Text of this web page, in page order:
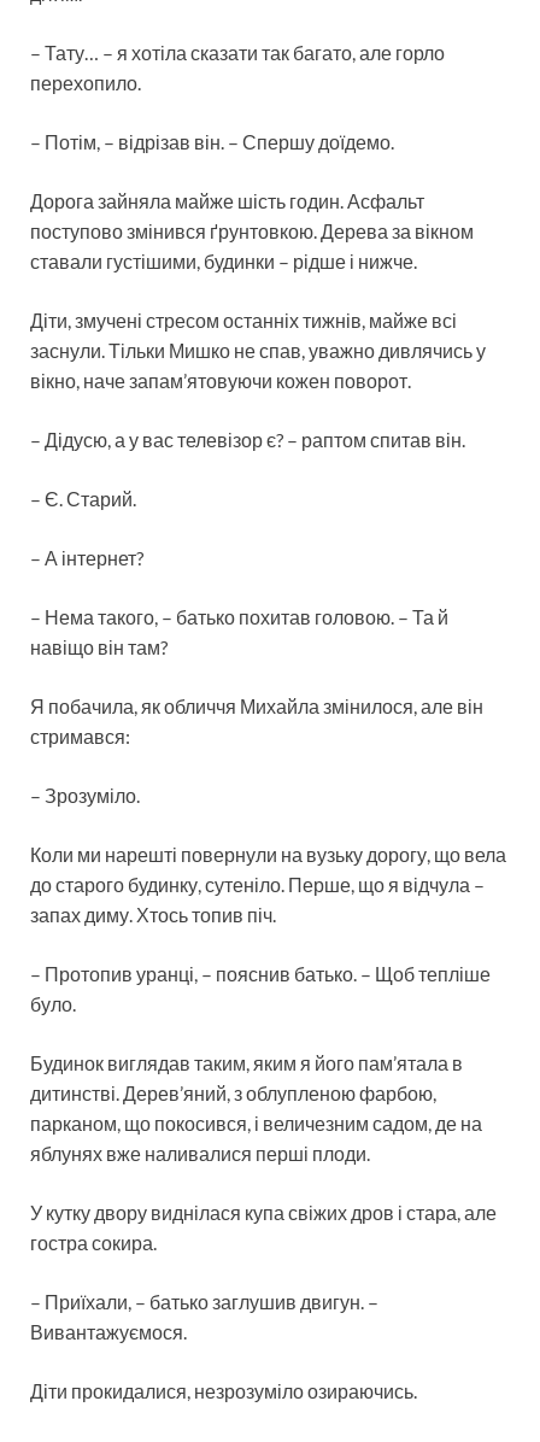
– Тату… – я хотіла сказати так багато, але горло
перехопило.
– Потім, – відрізав він. – Спершу доїдемо.
Дорога зайняла майже шість годин. Асфальт
поступово змінився ґрунтовкою. Дерева за вікном
ставали густішими, будинки – рідше і нижче.
Діти, змучені стресом останніх тижнів, майже всі
заснули. Тільки Мишко не спав, уважно дивлячись у
вікно, наче запам’ятовуючи кожен поворот.
– Дідусю, а у вас телевізор є? – раптом спитав він.
– Є. Старий.
– А інтернет?
– Нема такого, – батько похитав головою. – Та й
навіщо він там?
Я побачила, як обличчя Михайла змінилося, але він
стримався:
– Зрозуміло.
Коли ми нарешті повернули на вузьку дорогу, що вела
до старого будинку, сутеніло. Перше, що я відчула –
запах диму. Хтось топив піч.
– Протопив уранці, – пояснив батько. – Щоб тепліше
було.
Будинок виглядав таким, яким я його пам’ятала в
дитинстві. Дерев’яний, з облупленою фарбою,
парканом, що покосився, і величезним садом, де на
яблунях вже наливалися перші плоди.
У кутку двору виднілася купа свіжих дров і стара, але
гостра сокира.
– Приїхали, – батько заглушив двигун. –
Вивантажуємося.
Діти прокидалися, незрозуміло озираючись.